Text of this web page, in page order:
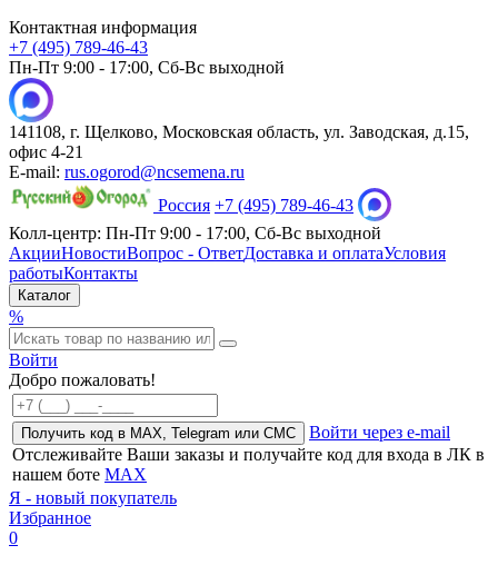
Контактная информация
+7 (495) 789-46-43
Пн-Пт 9:00 - 17:00, Сб-Вс выходной
141108, г. Щелково, Московская область, ул. Заводская, д.15,
офис 4-21
E-mail: rus.ogorod@ncsemena.ru
Россия +7 (495) 789-46-43
Колл-центр: Пн-Пт 9:00 - 17:00, Сб-Вс выходной
АкцииНовостиВопрос - ОтветДоставка и оплатаУсловия
работыКонтакты
Каталог
%
Войти
Добро пожаловать!
Получить код в MAX, Telegram или СМС
Войти через e-mail
Отслеживайте Ваши заказы и получайте код для входа в ЛК в
нашем боте MAX
Я - новый покупатель
Избранное
0